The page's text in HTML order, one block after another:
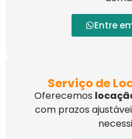
Entre
Serviço de
Oferecemos
com prazos